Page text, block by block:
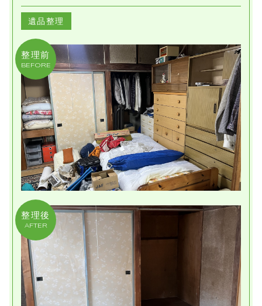
遺品整理
整理前
BEFORE
整理後
AFTER